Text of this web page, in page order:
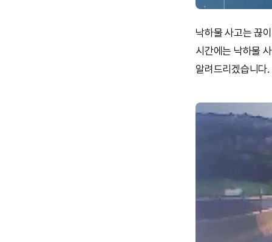
낙하물 사고는 끊
시간에는 낙하물
알려드리겠습니다.